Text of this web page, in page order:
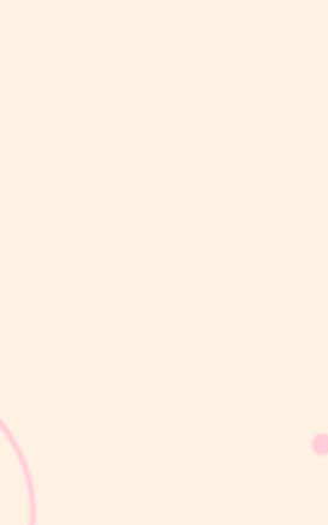
yang dimulai sejak bayi lahir hingga
seperti sebelum hamil. Selama masa ini,
mengalami berbagai perubahan, mulai